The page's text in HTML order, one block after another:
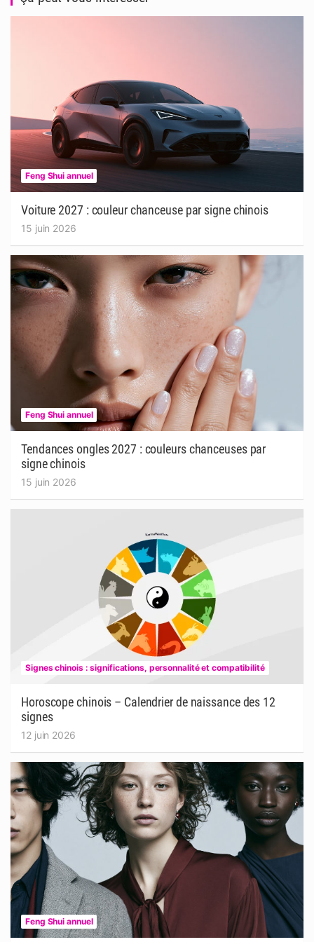
Feng Shui annuel
Voiture 2027 : couleur chanceuse par signe chinois
15 juin 2026
Feng Shui annuel
Tendances ongles 2027 : couleurs chanceuses par
signe chinois
15 juin 2026
Signes chinois : significations, personnalité et compatibilité
Horoscope chinois – Calendrier de naissance des 12
signes
12 juin 2026
Feng Shui annuel